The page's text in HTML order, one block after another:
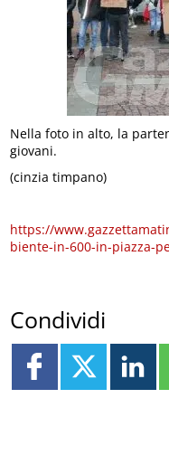
Nella foto in alto, la
giovani.
(cinzia timpano)
https://
biente-in-600-in-piazza-
Condividi